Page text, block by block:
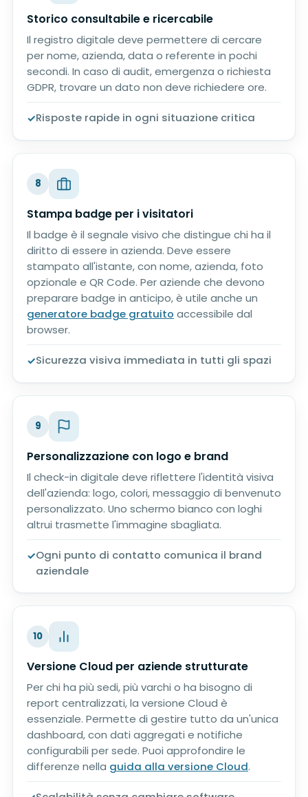
Storico consultabile e ricercabile
Il registro digitale deve permettere di cercare
per nome, azienda, data o referente in pochi
secondi. In caso di audit, emergenza o richiesta
GDPR, trovare un dato non deve richiedere ore.
Risposte rapide in ogni situazione critica
8
Stampa badge per i visitatori
Il badge è il segnale visivo che distingue chi ha il
diritto di essere in azienda. Deve essere
stampato all'istante, con nome, azienda, foto
opzionale e QR Code. Per aziende che devono
preparare badge in anticipo, è utile anche un
generatore badge gratuito accessibile dal
browser.
Sicurezza visiva immediata in tutti gli spazi
9
Personalizzazione con logo e brand
Il check-in digitale deve riflettere l'identità visiva
dell'azienda: logo, colori, messaggio di benvenuto
personalizzato. Uno schermo bianco con loghi
altrui trasmette l'immagine sbagliata.
Ogni punto di contatto comunica il brand
aziendale
10
Versione Cloud per aziende strutturate
Per chi ha più sedi, più varchi o ha bisogno di
report centralizzati, la versione Cloud è
essenziale. Permette di gestire tutto da un'unica
dashboard, con dati aggregati e notifiche
configurabili per sede. Puoi approfondire le
differenze nella guida alla versione Cloud.